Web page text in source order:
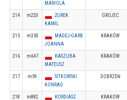
MARIOLA
214 m220
ŻUREK
KAMIL
GROJEC
215 m350
MADEJ-GARB
JOANNA
KRAKÓW
216 m647
KASZUBA
MATEUSZ
KRAKÓW
217 m59
SITKOWSKI
KONRAD
DOBRZEŃ
218 m882
KORDIASZ
KRAKOW